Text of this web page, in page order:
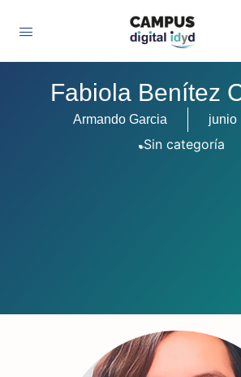
Fabiola Benítez
Armando Garcia junio
Sin categoría